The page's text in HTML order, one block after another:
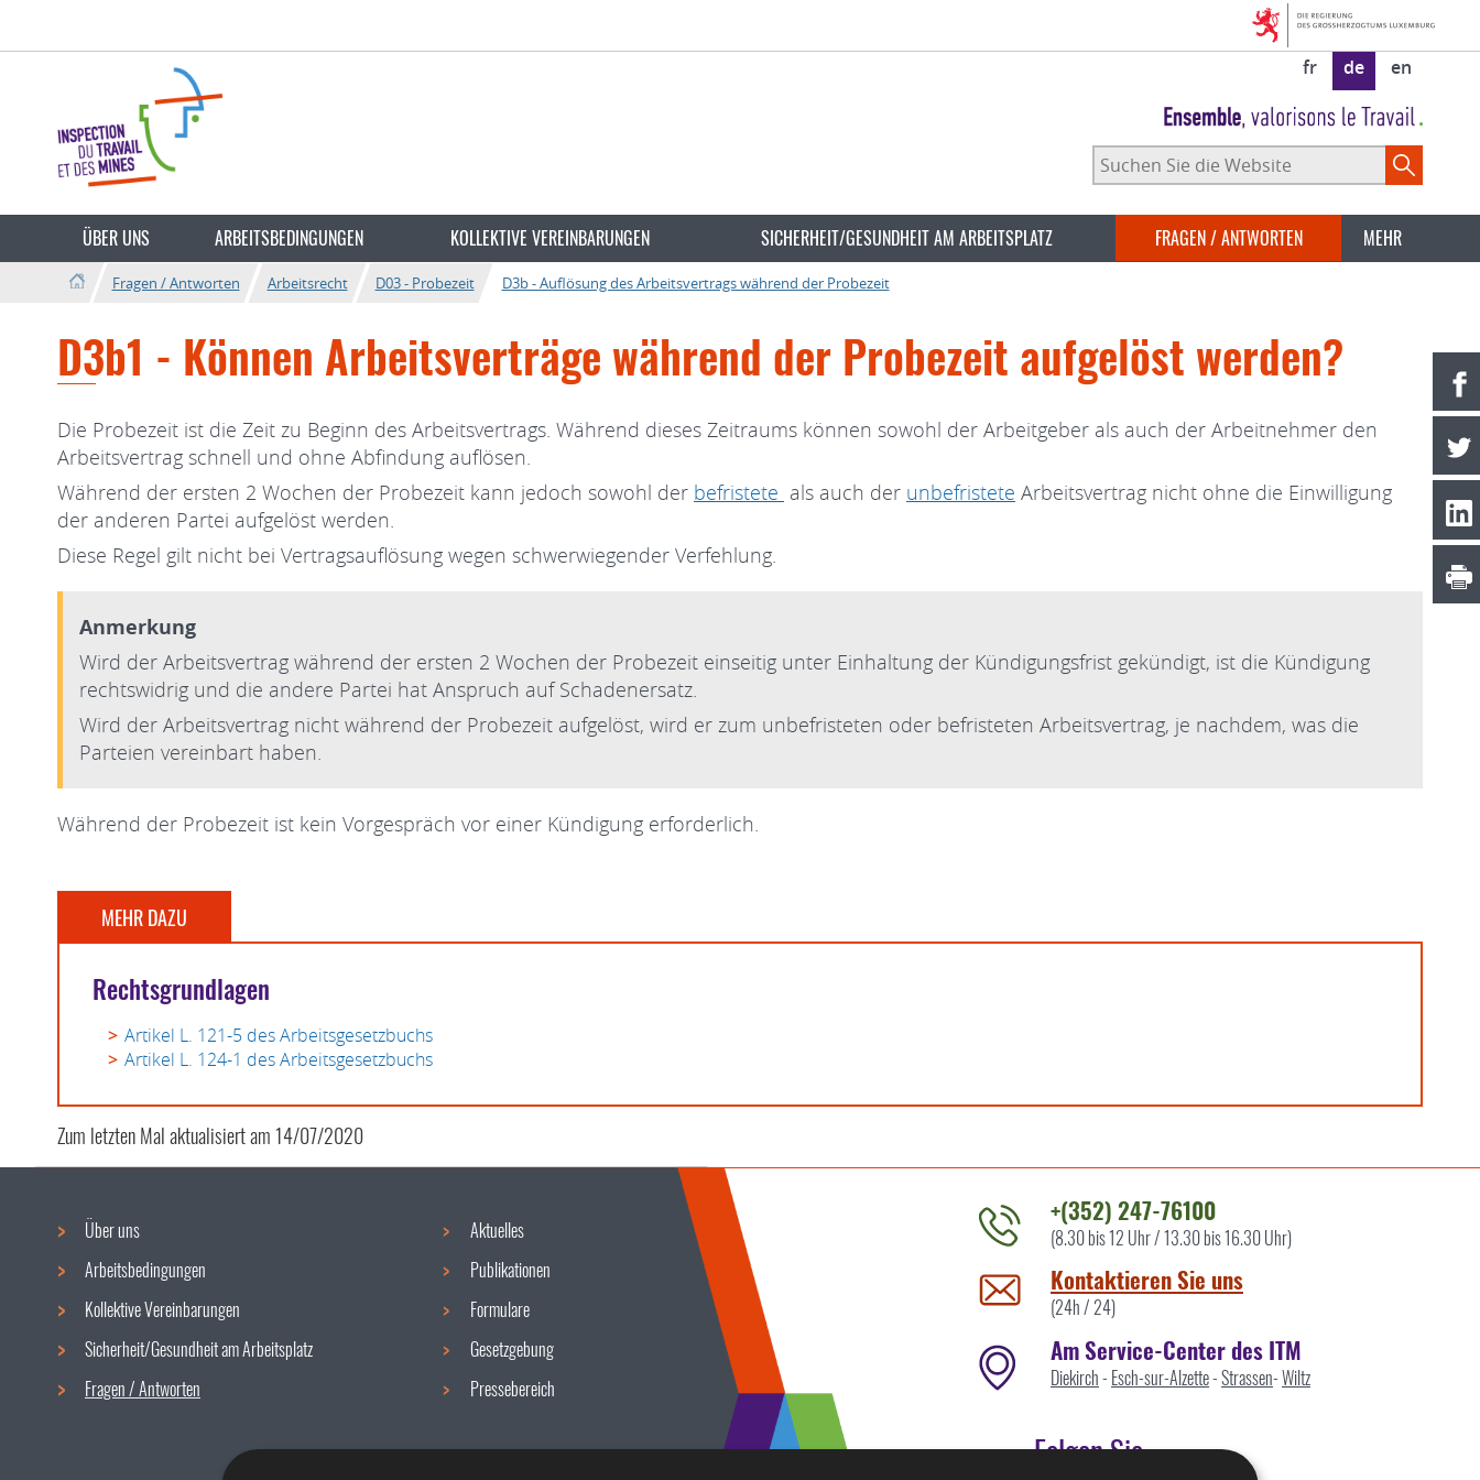
wechseln
fr de en
Suchen
Sie
Website
ÜBER UNS ARBEITSBEDINGUNGEN KOLLEKTIVE VEREINBARUNGEN SICHERHEIT/GESUNDHEIT AM ARBEITSPLATZ FRAGEN / ANTWORTEN MEHR
Fragen / Antworten Arbeitsrecht D03 - Probezeit D3b - Auflösung des Arbeitsvertrags während der Probezeit
D3b1 - Können Arbeitsverträge während der Probezeit aufgelöst werden?
Die Probezeit ist die Zeit zu Beginn des Arbeitsvertrags. Während dieses Zeitraums können sowohl der Arbeitgeber als auch der Arbeitnehmer den
Arbeitsvertrag schnell und ohne Abfindung auflösen.
Während der ersten 2 Wochen der Probezeit kann jedoch sowohl der befristete als auch der unbefristete Arbeitsvertrag nicht ohne die Einwilligung
der anderen Partei aufgelöst werden.
Diese Regel gilt nicht bei Vertragsauflösung wegen schwerwiegender Verfehlung.
Anmerkung
Wird der Arbeitsvertrag während der ersten 2 Wochen der Probezeit einseitig unter Einhaltung der Kündigungsfrist gekündigt, ist die Kündigung
rechtswidrig und die andere Partei hat Anspruch auf Schadenersatz.
Wird der Arbeitsvertrag nicht während der Probezeit aufgelöst, wird er zum unbefristeten oder befristeten Arbeitsvertrag, je nachdem, was die
Parteien vereinbart haben.
Während der Probezeit ist kein Vorgespräch vor einer Kündigung erforderlich.
MEHR DAZU
Rechtsgrundlagen
Artikel L. 121-5 des Arbeitsgesetzbuchs
Artikel L. 124-1 des Arbeitsgesetzbuchs
Zum letzten Mal aktualisiert am14/07/2020
Navigationsmenü
Über uns
Arbeitsbedingungen
Kollektive Vereinbarungen
Sicherheit/Gesundheit am Arbeitsplatz
Fragen / Antworten
Aktuelles
Publikationen
Formulare
Gesetzgebung
Pressebereich
Kontaktieren
Sie
uns
+(352) 247-76100
(8.30 bis 12 Uhr / 13.30 bis 16.30 Uhr)
Kontaktieren Sie uns
(24h / 24)
Am Service-Center des ITM
Diekirch- Esch-sur-Alzette-Strassen-Wiltz
Folgen Sie